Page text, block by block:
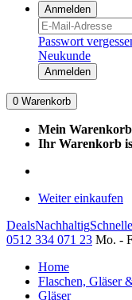
Anmelden
Passwort
Neukunde
Anmelden
0 Warenkorb
Mein Warenkorb
Ihr Warenkorb
Weiter einkaufen
DealsNachhaltig
0512 334 071 23 Mo. -
Home
Flaschen, Gläser
Gläser